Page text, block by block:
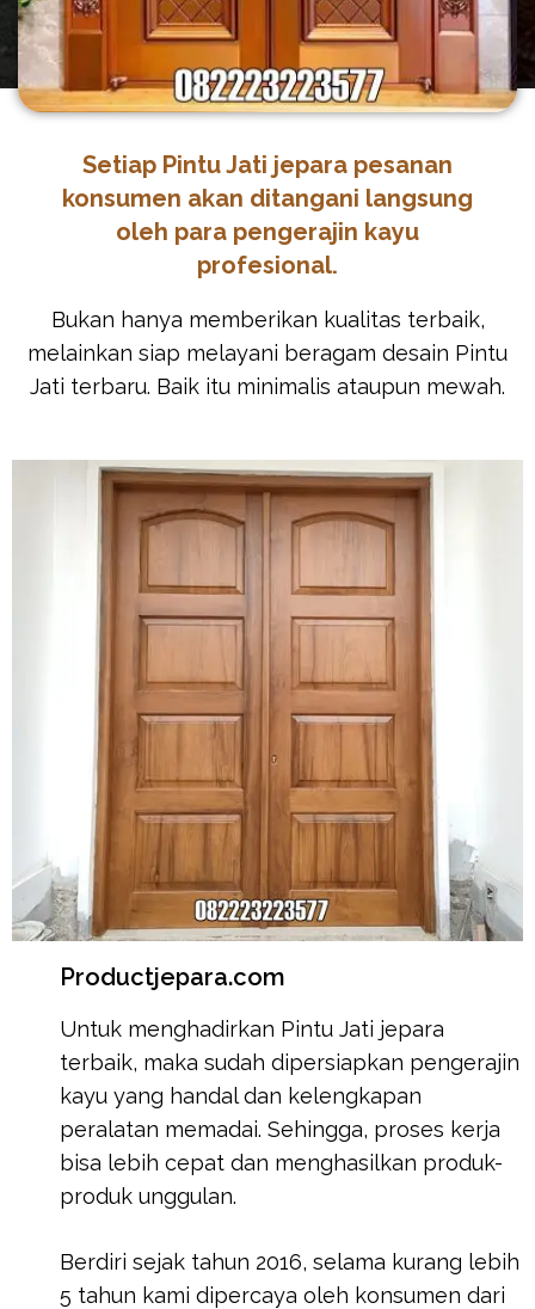
Setiap Pintu Jati jepara pesanan
konsumen akan ditangani langsung
oleh para pengerajin kayu
profesional.
Bukan hanya memberikan kualitas terbaik,
melainkan siap melayani beragam desain Pintu
Jati terbaru. Baik itu minimalis ataupun mewah.
Productjepara.com
Untuk menghadirkan Pintu Jati jepara
terbaik, maka sudah dipersiapkan pengerajin
kayu yang handal dan kelengkapan
peralatan memadai. Sehingga, proses kerja
bisa lebih cepat dan menghasilkan produk-
produk unggulan.
Berdiri sejak tahun 2016, selama kurang lebih
5 tahun kami dipercaya oleh konsumen dari